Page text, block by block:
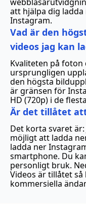
att hjälpa dig
Instagram.
Vad är den
videos jag kan
Kvaliteten på foton
ursprungligen
den högsta
är gränsen för
HD (720p) i de
Är det tillåtet
Det korta svaret
möjligt att ladda
ladda ner
smartphone. Du
personligt bruk.
Videos är tillåtet
kommersiella